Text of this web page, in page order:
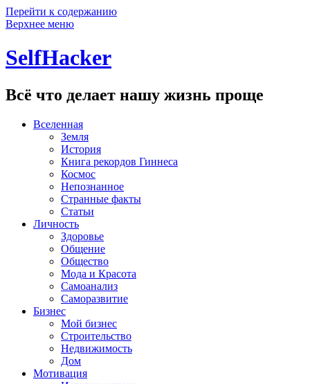
Перейти к содержанию
Верхнее меню
SelfHacker
Всё что делает нашу жизнь проще
Вселенная
Земля
История
Книга рекордов Гиннеса
Космос
Непознанное
Странные факты
Статьи
Личность
Здоровье
Общение
Общество
Мода и Красота
Самоанализ
Саморазвитие
Бизнес
Мой бизнес
Строительство
Недвижимость
Дом
Мотивация